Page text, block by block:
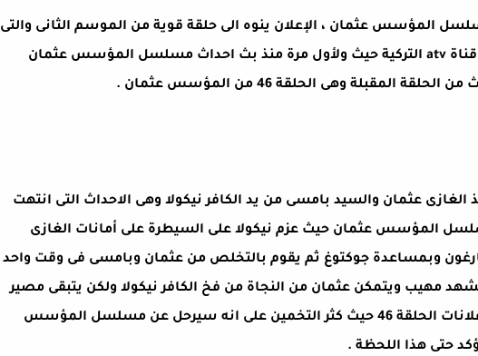
للحلقة 46 من مسلسل المؤسس عثمان ، الإعلان ينوه الى حلقة قوية من الموسم الثانى والتى
ستذاع الأربعاء المقبل على قناة atv التركية حيث ولأول مرة منذ بث احداث مسلسل المؤسس عثمان
المقبلة وهى الحلقة 46 من المؤسس عثمان .
عثمان والسيد بامسى من يد الكافر نيكولا وهى الاحداث التى انتهت
الحلقة 45 من مسلسل المؤسس عثمان حيث عزم نيكولا على السيطرة على أمانات الغازى
وبمساعدة جوكتوغ ثم يقوم بالتخلص من عثمان وبامسى فى وقت واحد
مهيب ويتمكن عثمان من النجاة من فخ الكافر نيكولا ولكن يتبقى مصير
السيد بامسى مجهول فى اعلانات الحلقة 46 حيث كثر التخمين على انه سيرحل عن مسلسل المؤسس
حتى هذا اللحظة .